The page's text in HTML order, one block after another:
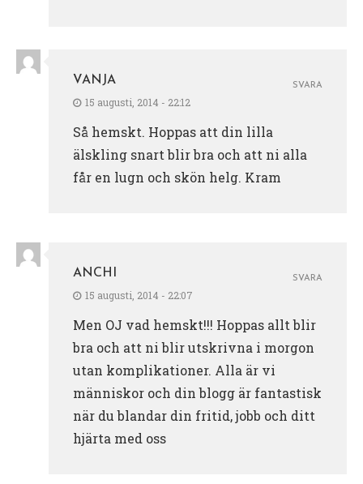
VANJA
15 augusti, 2014 - 22:12
Så hemskt. Hoppas att din lilla
älskling snart blir bra och att ni alla
får en lugn och skön helg. Kram
SVARA
ANCHI
15 augusti, 2014 - 22:07
Men OJ vad hemskt!!! Hoppas allt blir
bra och att ni blir utskrivna i morgon
utan komplikationer. Alla är vi
människor och din blogg är fantastisk
när du blandar din fritid, jobb och ditt
hjärta med oss
SVARA